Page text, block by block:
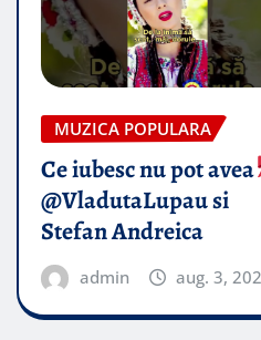
MUZICA POPULARA
Ce iubesc nu pot avea
@VladutaLupau si
Stefan Andreica
admin aug. 3,